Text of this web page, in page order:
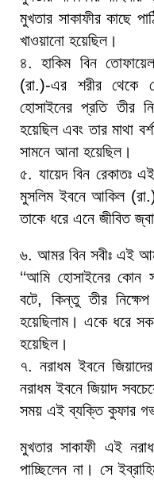
মুখতার সাকাফীর কাছে
খাওয়ানো হয়েছিল।
৪. হাকিম বিন
(রা.)-এর শরীর থেকে
হোসাইনের প্রতি তীর
হয়েছিল এবং তার মাথা
সামনে আনা হয়েছিল।
৫. যায়েদ বিন রেকাতঃ
মুসলিম ইবনে আকিল
তাকে ধরে এনে জীবিত
৬. আমর বিন সবীঃ এই
‘‘আমি হোসাইনের কোন
বটে, কিন্তু তীর
হয়েছিলাম। একে ধরে
হয়েছিল।
৭. নরাধম ইবনে
নরাধম ইবনে জিয়াদ
সময় এই ব্যক্তি কুফার
মুখতার সাকাফী এই
পাচ্ছিলেন না। সে